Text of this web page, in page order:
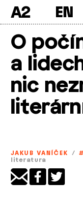
A2
O
a
nic
JAKUB VANÍČEK /
literatura